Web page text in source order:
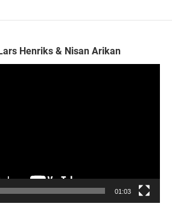
Henriks & Nisan Arikan
01:03